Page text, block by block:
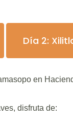
Día 2:
en
disfruta de: